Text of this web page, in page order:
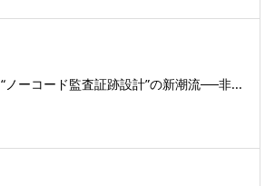
“ノーコード監査証跡設計”の新潮流──非...